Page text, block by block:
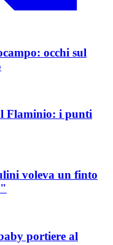
occhi sul
Flaminio: i punti
voleva un finto
portiere al